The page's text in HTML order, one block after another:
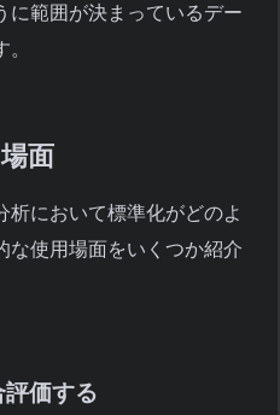
に範囲が決まっているデー
面
析において標準化がどのよ
な使用場面をいくつか紹介
価する